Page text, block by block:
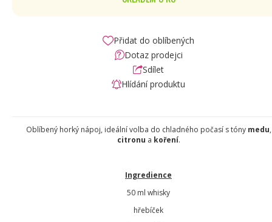
Přidat do oblíbených
Dotaz prodejci
Sdílet
Hlídání produktu
Oblíbený horký nápoj, ideální volba do chladného počasí s tóny medu,
citronu a koření.
Ingredience
50 ml whisky
hřebíček